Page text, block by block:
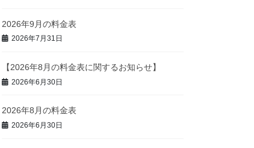
2026年9月の料金表
2026年7月31日
【2026年8月の料金表に関するお知らせ】
2026年6月30日
2026年8月の料金表
2026年6月30日